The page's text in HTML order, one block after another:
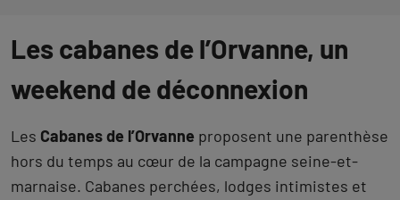
Les cabanes de l’Orvanne, un
weekend de déconnexion
Les Cabanes de l’Orvanne proposent une parenthèse
hors du temps au cœur de la campagne seine-et-
marnaise. Cabanes perchées, lodges intimistes et